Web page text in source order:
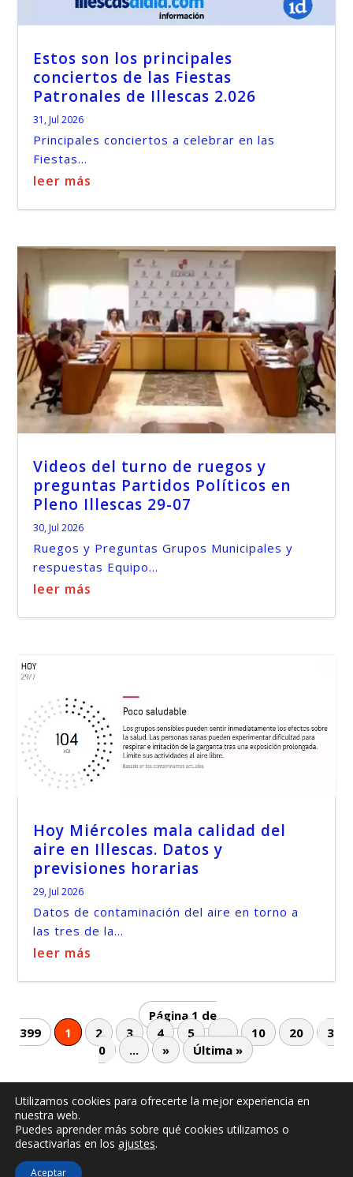
Estos son los principales
conciertos de las Fiestas
Patronales de Illescas 2.026
31, Jul 2026
Principales conciertos a celebrar en las
Fiestas...
leer más
Videos del turno de ruegos y
preguntas Partidos Políticos en
Pleno Illescas 29-07
30, Jul 2026
Ruegos y Preguntas Grupos Municipales y
respuestas Equipo...
leer más
Hoy Miércoles mala calidad del
aire en Illescas. Datos y
previsiones horarias
29, Jul 2026
Datos de contaminación del aire en torno a
las tres de la...
leer más
Página 1 de
399
1 2 3 4 5 ... 10 20
3
0
... » Última »
© -
Política de privacidad
Más información sobre las cookies
Utilizamos cookies para ofrecerte la mejor experiencia en
nuestra web.
Puedes aprender más sobre qué cookies utilizamos o
desactivarlas en los ajustes.
Aceptar